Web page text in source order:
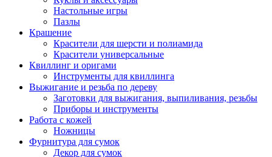
Настольные игры
Пазлы
Крашение
Красители для шерсти и полиамида
Красители универсальные
Квиллинг и оригами
Инструменты для квиллинга
Выжигание и резьба по дереву
Заготовки для выжигания, выпиливания, резьбы
Приборы и инструменты
Работа с кожей
Ножницы
Фурнитура для сумок
Декор для сумок